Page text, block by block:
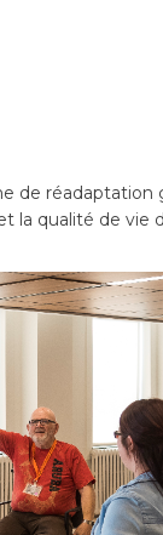
de réadaptation
la qualité de vie